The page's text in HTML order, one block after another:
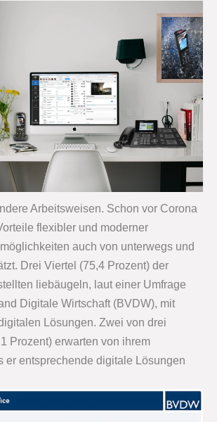
Arbeitsweisen. Schon vor Corona
flexibler und moderner
auch von unterwegs und
Drei Viertel (75,4 Prozent) der
liebäugeln, laut einer Umfrage
Digitale Wirtschaft (BVDW), mit
Lösungen. Zwei von drei
Prozent) erwarten von ihrem
er entsprechende digitale Lösungen